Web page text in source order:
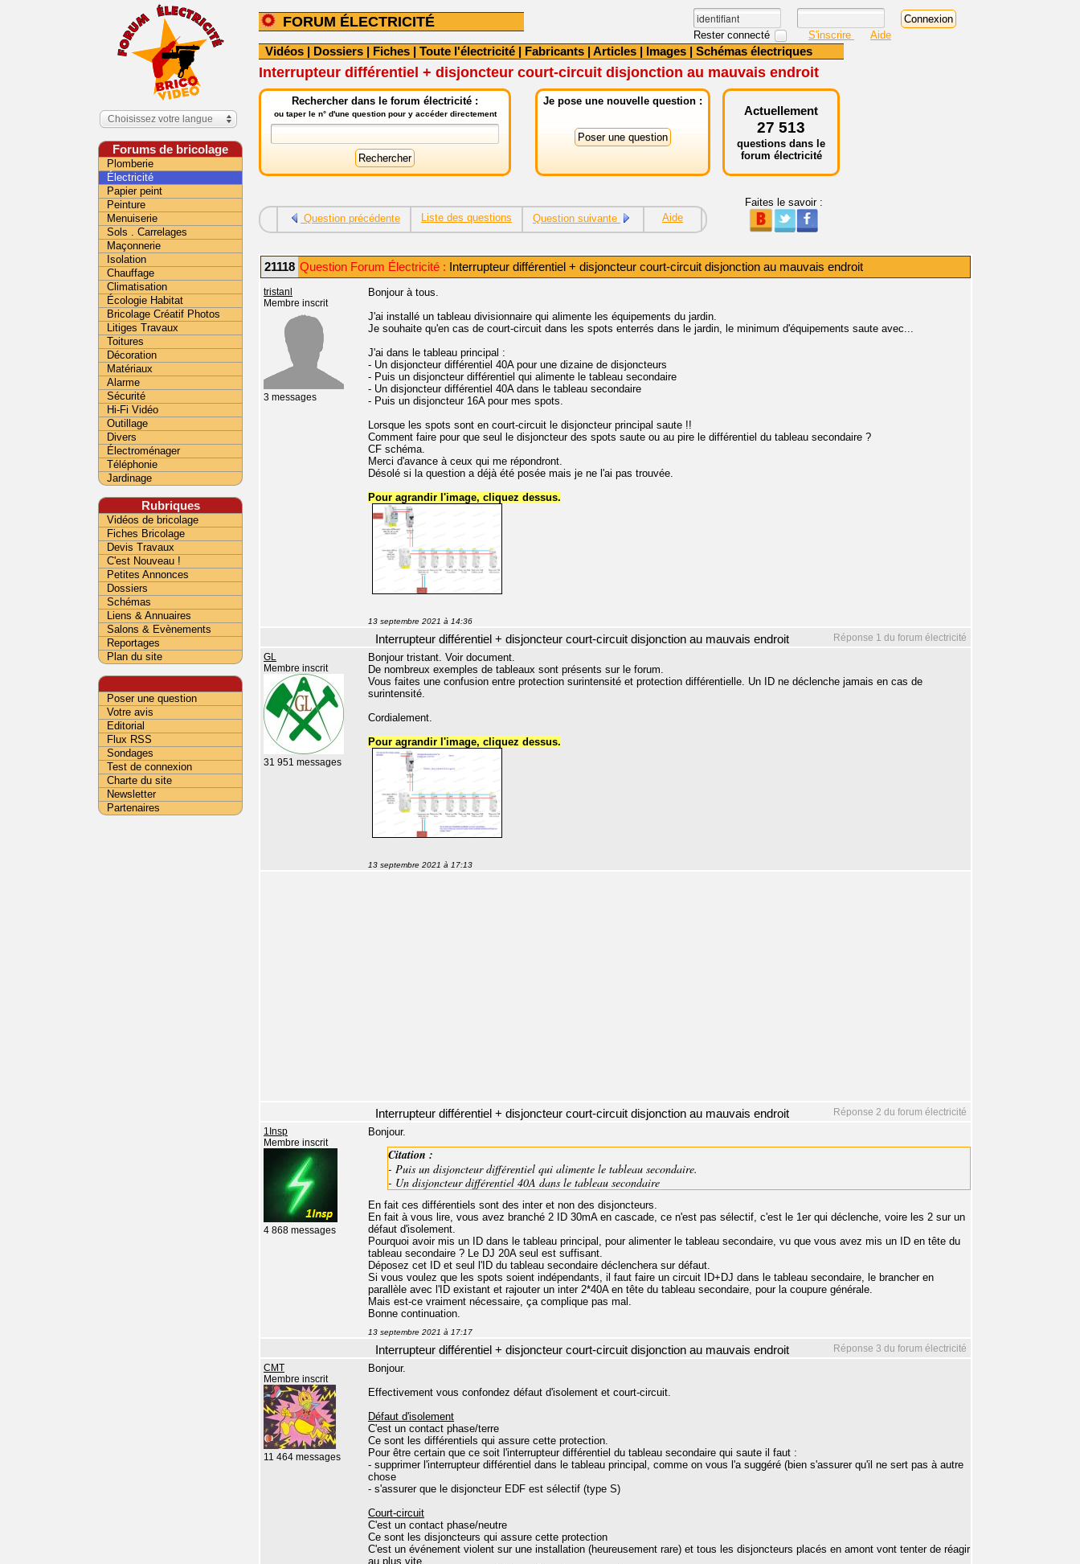
FORUM ÉLECTRICITÉ
Rester connecté S'inscrire Aide
Vidéos | Dossiers | Fiches | Toute l'électricité | Fabricants | Articles | Images | Schémas électriques
Interrupteur différentiel + disjoncteur court-circuit disjonction au mauvais endroit
Rechercher dans le forum électricité :
ou taper le n° d'une question pour y accéder directement
Je pose une nouvelle question :
Actuellement
27 513
questions dans le
forum électricité
Question précédente Liste des questions Question suivante Aide
Faites le savoir :
21118 Question Forum Électricité : Interrupteur différentiel + disjoncteur court-circuit disjonction au mauvais endroit
tristanl
Membre inscrit
3 messages
Bonjour à tous.
J'ai installé un tableau divisionnaire qui alimente les équipements du jardin.
Je souhaite qu'en cas de court-circuit dans les spots enterrés dans le jardin, le minimum d'équipements saute avec...
J'ai dans le tableau principal :
- Un disjoncteur différentiel 40A pour une dizaine de disjoncteurs
- Puis un disjoncteur différentiel qui alimente le tableau secondaire
- Un disjoncteur différentiel 40A dans le tableau secondaire
- Puis un disjoncteur 16A pour mes spots.
Lorsque les spots sont en court-circuit le disjoncteur principal saute !!
Comment faire pour que seul le disjoncteur des spots saute ou au pire le différentiel du tableau secondaire ?
CF schéma.
Merci d'avance à ceux qui me répondront.
Désolé si la question a déjà été posée mais je ne l'ai pas trouvée.
Pour agrandir l'image, cliquez dessus.
13 septembre 2021 à 14:36
Réponse 1 du forum électricité
Interrupteur différentiel + disjoncteur court-circuit disjonction au mauvais endroit
GL
Membre inscrit
31 951 messages
Bonjour tristant. Voir document.
De nombreux exemples de tableaux sont présents sur le forum.
Vous faites une confusion entre protection surintensité et protection différentielle. Un ID ne déclenche jamais en cas de
surintensité.
Cordialement.
Pour agrandir l'image, cliquez dessus.
13 septembre 2021 à 17:13
Réponse 2 du forum électricité
Interrupteur différentiel + disjoncteur court-circuit disjonction au mauvais endroit
1Insp
Membre inscrit
4 868 messages
Bonjour.
Citation :
- Puis un disjoncteur différentiel qui alimente le tableau secondaire.
- Un disjoncteur différentiel 40A dans le tableau secondaire
En fait ces différentiels sont des inter et non des disjoncteurs.
En fait à vous lire, vous avez branché 2 ID 30mA en cascade, ce n'est pas sélectif, c'est le 1er qui déclenche, voire les 2 sur un
défaut d'isolement.
Pourquoi avoir mis un ID dans le tableau principal, pour alimenter le tableau secondaire, vu que vous avez mis un ID en tête du
tableau secondaire ? Le DJ 20A seul est suffisant.
Déposez cet ID et seul l'ID du tableau secondaire déclenchera sur défaut.
Si vous voulez que les spots soient indépendants, il faut faire un circuit ID+DJ dans le tableau secondaire, le brancher en
parallèle avec l'ID existant et rajouter un inter 2*40A en tête du tableau secondaire, pour la coupure générale.
Mais est-ce vraiment nécessaire, ça complique pas mal.
Bonne continuation.
13 septembre 2021 à 17:17
Réponse 3 du forum électricité
Interrupteur différentiel + disjoncteur court-circuit disjonction au mauvais endroit
CMT
Membre inscrit
11 464 messages
Bonjour.
Effectivement vous confondez défaut d'isolement et court-circuit.
Défaut d'isolement
C'est un contact phase/terre
Ce sont les différentiels qui assure cette protection.
Pour être certain que ce soit l'interrupteur différentiel du tableau secondaire qui saute il faut :
- supprimer l'interrupteur différentiel dans le tableau principal, comme on vous l'a suggéré (bien s'assurer qu'il ne sert pas à autre
chose
- s'assurer que le disjoncteur EDF est sélectif (type S)
Court-circuit
C'est un contact phase/neutre
Ce sont les disjoncteurs qui assure cette protection
C'est un événement violent sur une installation (heureusement rare) et tous les disjoncteurs placés en amont vont tenter de réagir
au plus vite.
Choisissez votre langue
Forums de bricolage
Plomberie
Électricité
Papier peint
Peinture
Menuiserie
Sols . Carrelages
Maçonnerie
Isolation
Chauffage
Climatisation
Écologie Habitat
Bricolage Créatif Photos
Litiges Travaux
Toitures
Décoration
Matériaux
Alarme
Sécurité
Hi-Fi Vidéo
Outillage
Divers
Électroménager
Téléphonie
Jardinage
Rubriques
Vidéos de bricolage
Fiches Bricolage
Devis Travaux
C'est Nouveau !
Petites Annonces
Dossiers
Schémas
Liens & Annuaires
Salons & Evènements
Reportages
Plan du site
Poser une question
Votre avis
Editorial
Flux RSS
Sondages
Test de connexion
Charte du site
Newsletter
Partenaires